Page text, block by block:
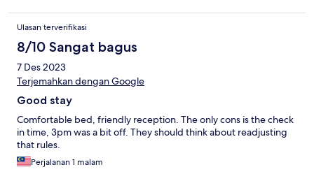
sausages, toast and cereal.
Ulasan terverifikasi
8/10 Sangat bagus
7 Des 2023
Terjemahkan dengan Google
Good stay
Comfortable bed, friendly reception. The only cons is the check
in time, 3pm was a bit off. They should think about readjusting
that rules.
Perjalanan 1 malam